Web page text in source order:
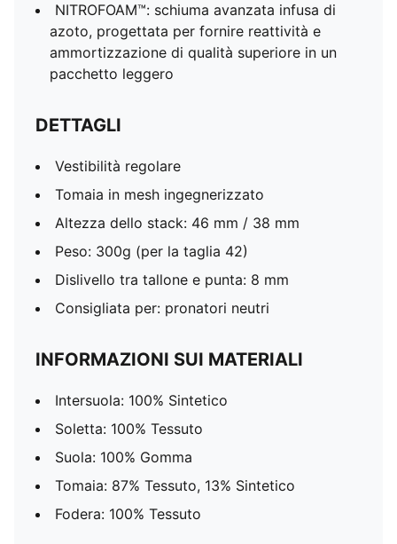
NITROFOAM™: schiuma avanzata infusa di
azoto, progettata per fornire reattività e
ammortizzazione di qualità superiore in un
pacchetto leggero
DETTAGLI
Vestibilità regolare
Tomaia in mesh ingegnerizzato
Altezza dello stack: 46 mm / 38 mm
Peso: 300g (per la taglia 42)
Dislivello tra tallone e punta: 8 mm
Consigliata per: pronatori neutri
INFORMAZIONI SUI MATERIALI
Intersuola: 100% Sintetico
Soletta: 100% Tessuto
Suola: 100% Gomma
Tomaia: 87% Tessuto, 13% Sintetico
Fodera: 100% Tessuto